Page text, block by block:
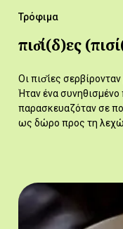
Τρόφιμα
πισ̆ί(δ)ες
Οι πισ̆ίες
Ήταν ένα
παρασκευαζόταν σε
ως δώρο προς τη